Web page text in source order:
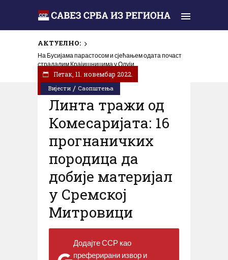
АКТУЕЛНО:
На Бусијама парастосом и сјећањем одата почаст
страдалим Крајишницима у Олуји
Вијести / Саопштења
Петак, 11. новембар 2022.
Линта тражи од
Комесаријата: 16
прогнаничких
породица да
добије материјал
у Сремској
Митровици
Додајте ССР као
преферирани извор и